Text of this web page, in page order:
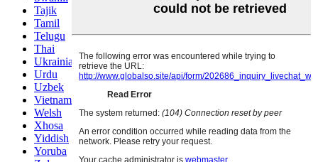
Tajik
Tamil
Telugu
Thai
Ukrainian
Urdu
Uzbek
Vietnamese
Welsh
Xhosa
Yiddish
Yoruba